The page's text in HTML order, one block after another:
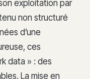
exploitation par
non structuré
d’une
ces
data » : des
La mise en